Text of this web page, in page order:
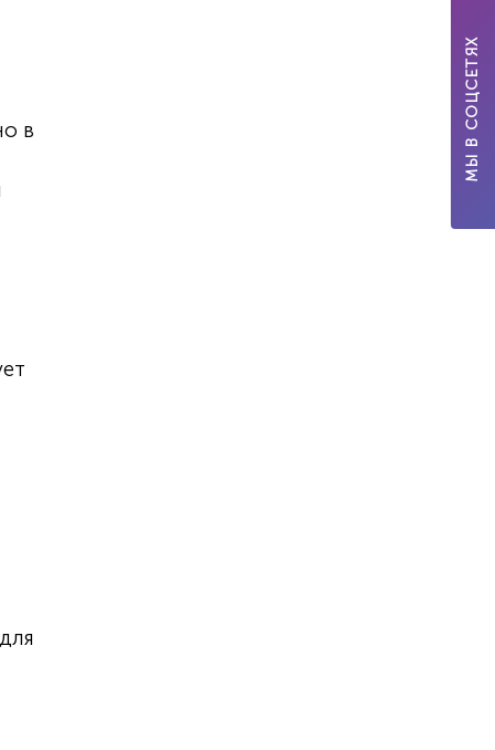
в
МЫ В СОЦСЕТЯХ